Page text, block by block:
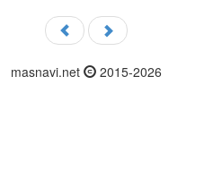
masnavi.net 2015-2026